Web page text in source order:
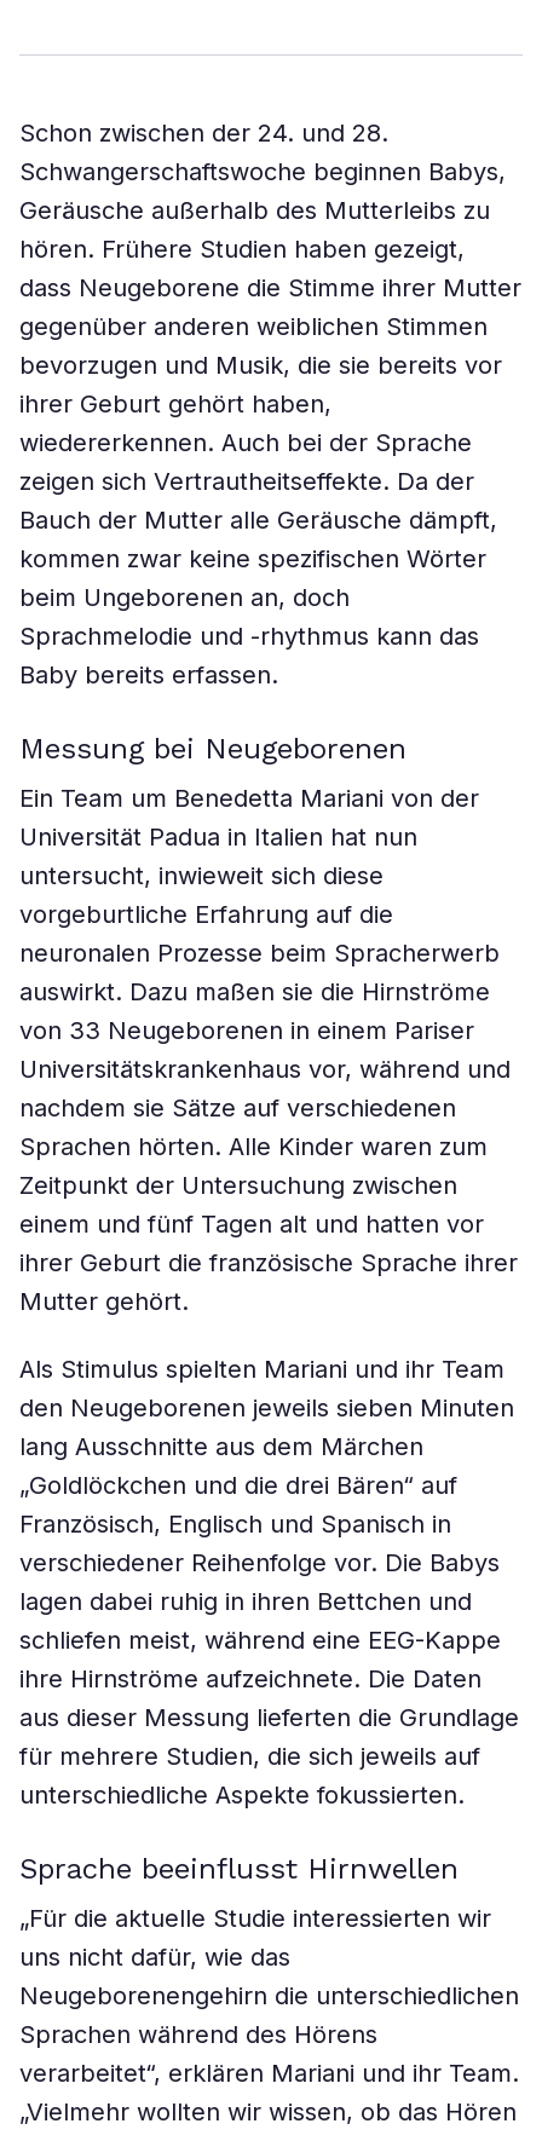
Schon zwischen der 24. und 28.
Schwangerschaftswoche beginnen Babys,
Geräusche außerhalb des Mutterleibs zu
hören. Frühere Studien haben gezeigt,
dass Neugeborene die Stimme ihrer Mutter
gegenüber anderen weiblichen Stimmen
bevorzugen und Musik, die sie bereits vor
ihrer Geburt gehört haben,
wiedererkennen. Auch bei der Sprache
zeigen sich Vertrautheitseffekte. Da der
Bauch der Mutter alle Geräusche dämpft,
kommen zwar keine spezifischen Wörter
beim Ungeborenen an, doch
Sprachmelodie und -rhythmus kann das
Baby bereits erfassen.
Messung bei Neugeborenen
Ein Team um Benedetta Mariani von der
Universität Padua in Italien hat nun
untersucht, inwieweit sich diese
vorgeburtliche Erfahrung auf die
neuronalen Prozesse beim Spracherwerb
auswirkt. Dazu maßen sie die Hirnströme
von 33 Neugeborenen in einem Pariser
Universitätskrankenhaus vor, während und
nachdem sie Sätze auf verschiedenen
Sprachen hörten. Alle Kinder waren zum
Zeitpunkt der Untersuchung zwischen
einem und fünf Tagen alt und hatten vor
ihrer Geburt die französische Sprache ihrer
Mutter gehört.
Als Stimulus spielten Mariani und ihr Team
den Neugeborenen jeweils sieben Minuten
lang Ausschnitte aus dem Märchen
„Goldlöckchen und die drei Bären“ auf
Französisch, Englisch und Spanisch in
verschiedener Reihenfolge vor. Die Babys
lagen dabei ruhig in ihren Bettchen und
schliefen meist, während eine EEG-Kappe
ihre Hirnströme aufzeichnete. Die Daten
aus dieser Messung lieferten die Grundlage
für mehrere Studien, die sich jeweils auf
unterschiedliche Aspekte fokussierten.
Sprache beeinflusst Hirnwellen
„Für die aktuelle Studie interessierten wir
uns nicht dafür, wie das
Neugeborenengehirn die unterschiedlichen
Sprachen während des Hörens
verarbeitet“, erklären Mariani und ihr Team.
„Vielmehr wollten wir wissen, ob das Hören